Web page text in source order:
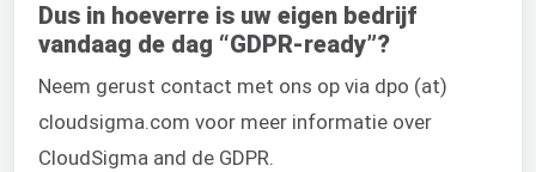
Dus in hoeverre is uw eigen bedrijf
vandaag de dag “GDPR-ready”?
Neem gerust contact met ons op via dpo (at)
cloudsigma.com voor meer informatie over
CloudSigma and de GDPR.